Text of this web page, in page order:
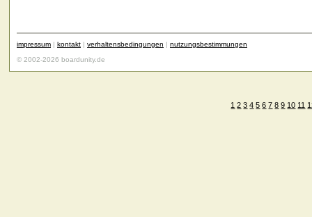
impressum | kontakt | verhaltensbedingungen | nutzungsbestimmungen
© 2002-2026 boardunity.de
1 2 3 4 5 6 7 8 9 10 11